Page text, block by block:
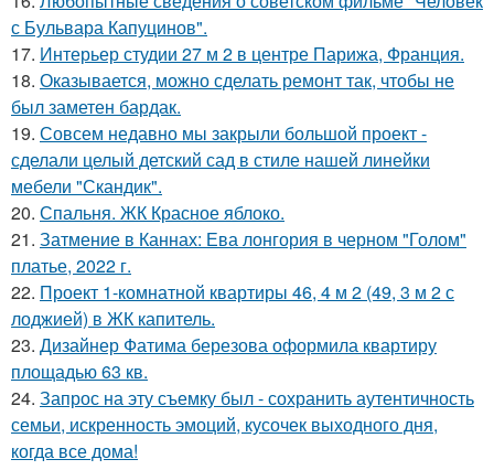
с Бульвара Капуцинов".
17. Интерьер студии 27 м 2 в центре Парижа, Франция.
18. Оказывается, можно сделать ремонт так, чтобы не
был заметен бардак.
19. Совсем недавно мы закрыли большой проект -
сделали целый детский сад в стиле нашей линейки
мебели "Скандик".
20. Спальня. ЖК Красное яблоко.
21. Затмение в Каннах: Ева лонгория в черном "Голом"
платье, 2022 г.
22. Проект 1-комнатной квартиры 46, 4 м 2 (49, 3 м 2 с
лоджией) в ЖК капитель.
23. Дизайнер Фатима березова оформила квартиру
площадью 63 кв.
24. Запрос на эту съемку был - сохранить аутентичность
семьи, искренность эмоций, кусочек выходного дня,
когда все дома!